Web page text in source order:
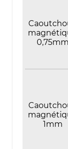
0,75mm
1mm